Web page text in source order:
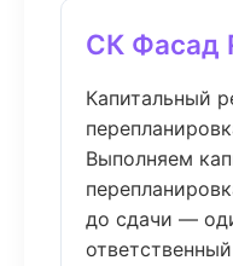
СК Фасад
Капитальный
Выполняем
до сдачи —